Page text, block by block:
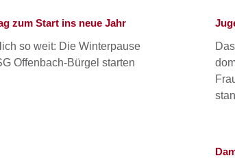
zum Start ins neue Jahr
so weit: Die Winterpause
Offenbach-Bürgel starten